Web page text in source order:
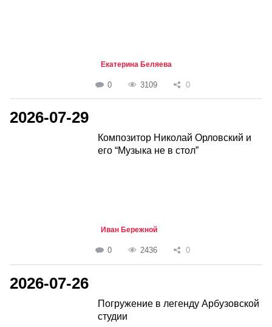
Екатерина Беляева
0 3109 0
2026-07-29
Композитор Николай Орловский и
его “Музыка не в стол”
Иван Бережной
0 2436 0
2026-07-26
Погружение в легенду Арбузовской
студии